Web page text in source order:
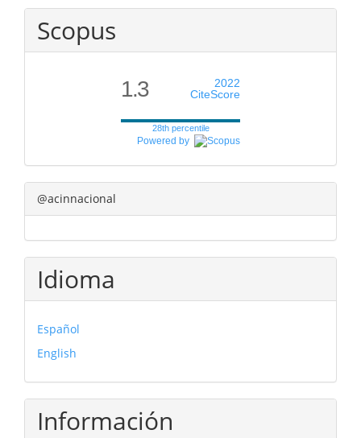
Scopus
1.3
2022
CiteScore
28th percentile
Powered by
@acinnacional
Idioma
Español
English
Información